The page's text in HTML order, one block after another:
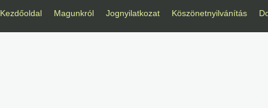
Kezdőoldal Magunkról Jognyilatkozat Köszönetnyilvánítás